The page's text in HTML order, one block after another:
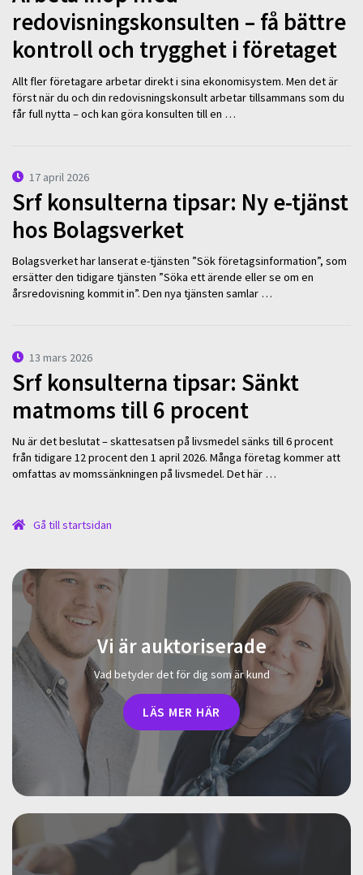
redovisningskonsulten – få bättre
kontroll och trygghet i företaget
Allt fler företagare arbetar direkt i sina ekonomisystem. Men det är
först när du och din redovisningskonsult arbetar tillsammans som du
får full nytta – och kan göra konsulten till en …
17 april 2026
Srf konsulterna tipsar: Ny e-tjänst
hos Bolagsverket
Bolagsverket har lanserat e-tjänsten ”Sök företagsinformation”, som
ersätter den tidigare tjänsten ”Söka ett ärende eller se om en
årsredovisning kommit in”. Den nya tjänsten samlar …
13 mars 2026
Srf konsulterna tipsar: Sänkt
matmoms till 6 procent
Nu är det beslutat – skattesatsen på livsmedel sänks till 6 procent
från tidigare 12 procent den 1 april 2026. Många företag kommer att
omfattas av momssänkningen på livsmedel. Det här …
Gå till startsidan
Vi är auktoriserade
Vad betyder det för dig som är kund
LÄS MER HÄR